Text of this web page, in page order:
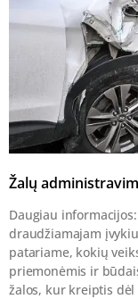
Žalų
Daugiau
draudžiamajam
patariame, kokių
priemonėmis ir
žalos, kur kreiptis